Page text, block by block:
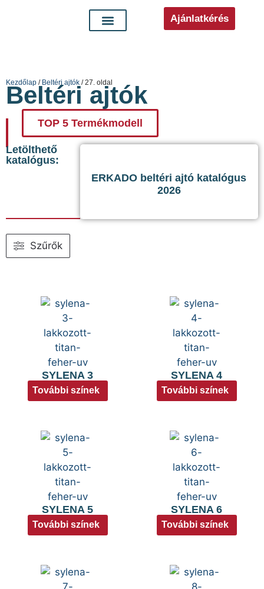
Ajánlatkérés
Kezdőlap / Beltéri ajtók / 27. oldal
Beltéri ajtók
TOP 5 Termékmodell
Letölthető
katalógus:
ERKADO beltéri ajtó katalógus
2026
Szűrők
SYLENA 3
További színek
SYLENA 4
További színek
SYLENA 5
További színek
SYLENA 6
További színek